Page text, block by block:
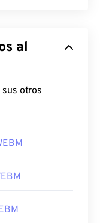
HTML5.
de
de hardware.
vídeo con
abrir WEBM
al
otros